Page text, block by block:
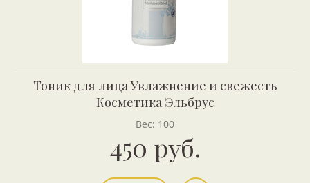
Тоник для лица Увлажнение и свежесть
Косметика Эльбрус
Вес: 100
450 руб.